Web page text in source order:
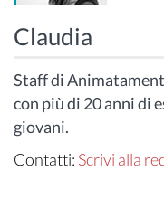
Claudia
Staff di
con più di 20 anni di
giovani.
Contatti: Scrivi alla